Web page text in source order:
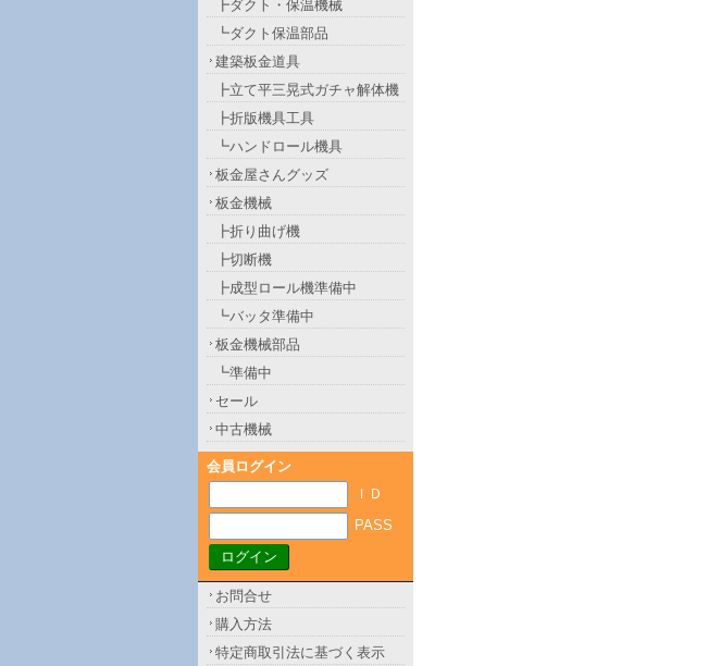
┣ダクト・保温機械
┗ダクト保温部品
建築板金道具
┣立て平三晃式ガチャ解体機
┣折版機具工具
┗ハンドロール機具
板金屋さんグッズ
板金機械
┣折り曲げ機
┣切断機
┣成型ロール機準備中
┗バッタ準備中
板金機械部品
┗準備中
セール
中古機械
会員ログイン
ＩＤ
PASS
お問合せ
購入方法
特定商取引法に基づく表示